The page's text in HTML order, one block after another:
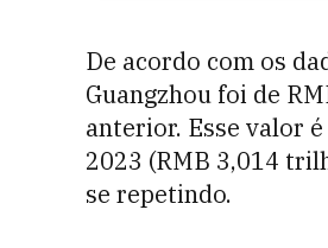
De acordo com os
Guangzhou foi de
anterior. Esse valor
2023 (RMB 3,014
se repetindo.